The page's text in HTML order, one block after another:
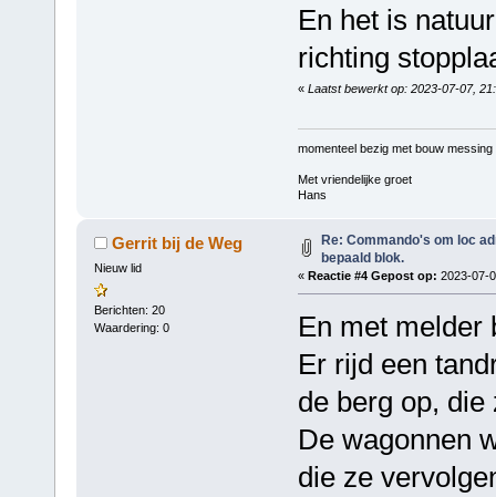
En het is
richting
« Laatst bewerkt op: 2023-07-07,
momenteel bezig met bouw
Met vriendelijke groet
Hans
Gerrit bij de Weg
Nieuw lid
Berichten: 20
Waardering: 0
Re: Commando's om loc
bepaald blok.
« Reactie #4 Gepost op: 2023-07-
En met melder
Er rijd een
de berg op,
De wagonnen
die ze